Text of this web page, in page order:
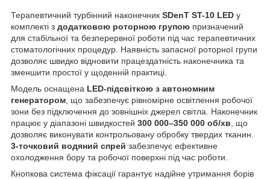
Терапевтичний турбінний наконечник SDenT ST-10 LED у
комплекті з додатковою роторною групою призначений
для стабільної та безперервної роботи під час терапевтичних
стоматологічних процедур. Наявність запасної роторної групи
дозволяє швидко відновити працездатність наконечника та
зменшити простої у щоденній практиці.
Модель оснащена LED-підсвіткою з автономним
генератором , що забезпечує рівномірне освітлення робочої
зони без підключення до зовнішніх джерел світла. Наконечник
працює у діапазоні швидкостей 300 000–350 000 об/хв , що
дозволяє виконувати контрольовану обробку твердих тканин.
3-точковий водяний спрей забезпечує ефективне
охолодження бору та робочої поверхні під час роботи.
Кнопкова система фіксації гарантує надійне утримання борів